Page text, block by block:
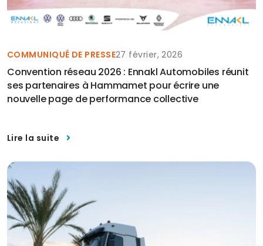
COMMUNIQUÉ DE PRESSE27 février, 2026
Convention réseau 2026 : Ennakl Automobiles réunit
ses partenaires à Hammamet pour écrire une
nouvelle page de performance collective
Lire la suite